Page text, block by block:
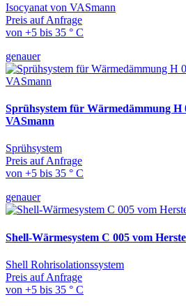
Isocyanat von VASmann
Preis auf Anfrage
von +5 bis 35 ° C
genauer
Sprühsystem für Wärmedämmung H
VASmann
Sprühsystem
Preis auf Anfrage
von +5 bis 35 ° C
genauer
Shell-Wärmesystem C 005 vom
Shell Rohrisolationssystem
Preis auf Anfrage
von +5 bis 35 ° C